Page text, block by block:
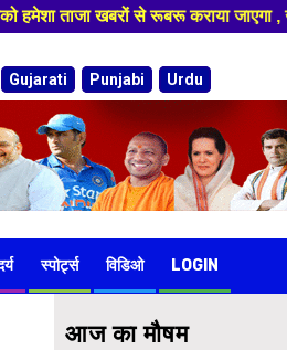
कराया जाएगा , खबर ओर
Gujarati Punjabi Urdu
स्पोर्ट्स विडिओ LOGIN
आज का मौषम